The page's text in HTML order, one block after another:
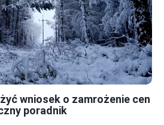
wniosek o zamrożenie cen
poradnik